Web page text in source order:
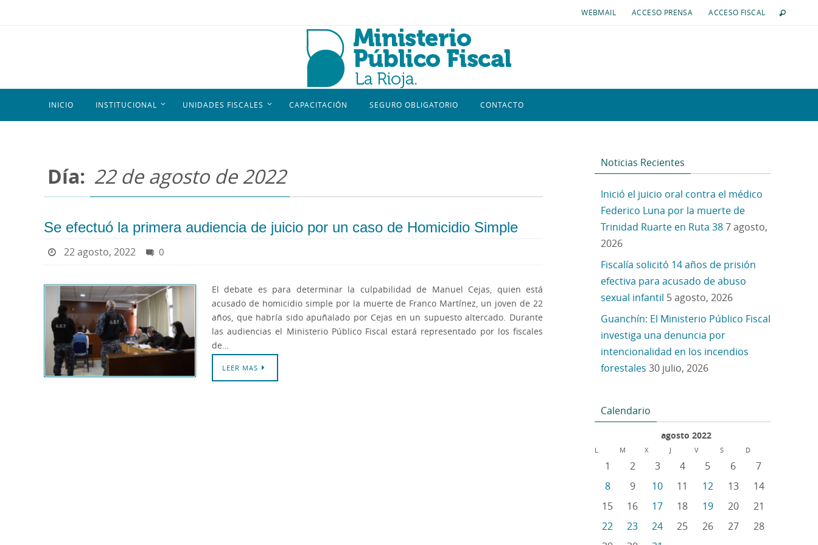
WEBMAIL ACCESO PRENSA ACCESO FISCAL
INICIO INSTITUCIONAL UNIDADES FISCALES CAPACITACIÓN SEGURO OBLIGATORIO CONTACTO
Día: 22 de agosto de 2022
Se efectuó la primera audiencia de juicio por un caso de Homicidio Simple
22 agosto, 2022 0
El debate es para determinar la culpabilidad de Manuel Cejas, quien está
acusado de homicidio simple por la muerte de Franco Martínez, un joven de 22
años, que habría sido apuñalado por Cejas en un supuesto altercado. Durante
las audiencias el Ministerio Público Fiscal estará representado por los fiscales
de…
LEER MAS
Noticias Recientes
Inició el juicio oral contra el médico
Federico Luna por la muerte de
Trinidad Ruarte en Ruta 387 agosto,
2026
Fiscalía solicitó 14 años de prisión
efectiva para acusado de abuso
sexual infantil 5 agosto, 2026
Guanchín: El Ministerio Público Fiscal
investiga una denuncia por
intencionalidad en los incendios
forestales 30 julio, 2026
Calendario
agosto 2022
L M X J V S D
1 2 3 4 5 6
7
8
9 10 11 12 13
14
15
16 17 18 19 20
21
22
23 24 25 26 27
28